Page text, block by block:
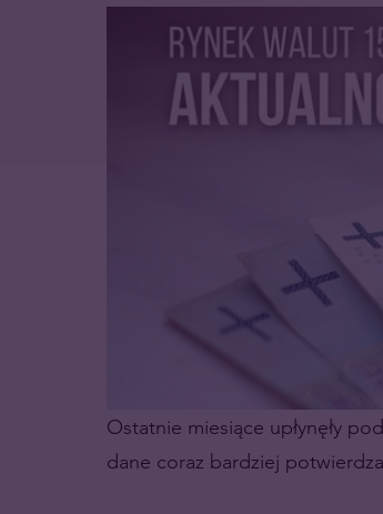
Ostatnie miesiące upłynęły
dane coraz bardziej